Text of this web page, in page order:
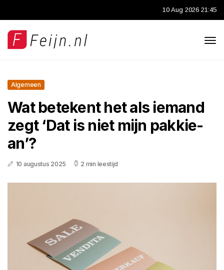
10 Aug 2026 21:45
Algemeen
Wat betekent het als iemand
zegt ‘Dat is niet mijn pakkie-
an’?
10 augustus 2025 2 min leestijd